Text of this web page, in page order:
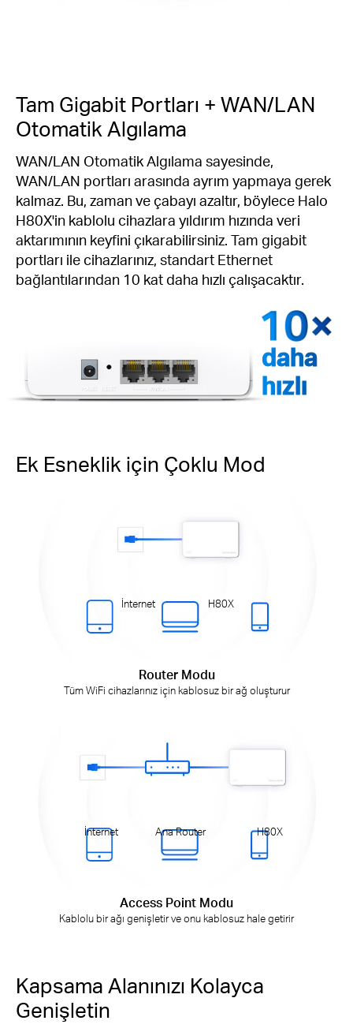
Tam Gigabit Portları + WAN/LAN
Otomatik Algılama
WAN/LAN Otomatik Algılama sayesinde,
WAN/LAN portları arasında ayrım yapmaya gerek
kalmaz. Bu, zaman ve çabayı azaltır, böylece Halo
H80X'in kablolu cihazlara yıldırım hızında veri
aktarımının keyfini çıkarabilirsiniz. Tam gigabit
portları ile cihazlarınız, standart Ethernet
bağlantılarından 10 kat daha hızlı çalışacaktır.
daha
hızlı
Ek Esneklik için Çoklu Mod
İnternet H80X
Router Modu
Tüm WiFi cihazlarınız için kablosuz bir ağ oluşturur
İnternet Ana Router H80X
Access Point Modu
Kablolu bir ağı genişletir ve onu kablosuz hale getirir
Kapsama Alanınızı Kolayca
Genişletin